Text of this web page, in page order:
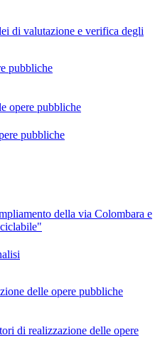
di valutazione e verifica degli
pubbliche
opere pubbliche
pubbliche
della via Colombara e
delle opere pubbliche
di realizzazione delle opere